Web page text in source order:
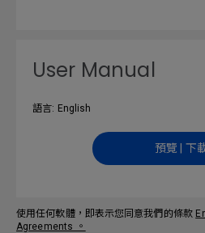
User Manual
語言: English
預覽 | 下
使用任何軟體，即表示您同意我們的條款
Agreements 。